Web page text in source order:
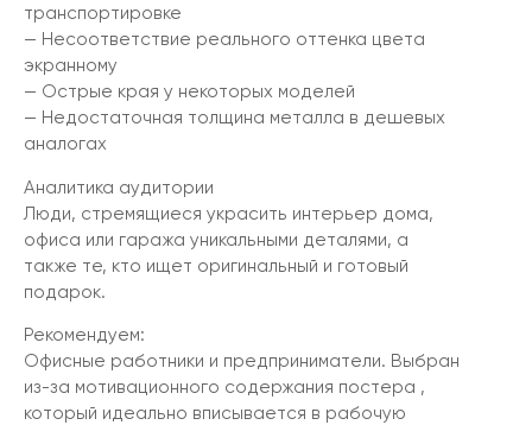
транспортировке
— Несоответствие реального оттенка цвета
экранному
— Острые края у некоторых моделей
— Недостаточная толщина металла в дешевых
аналогах
Аналитика аудитории
Люди, стремящиеся украсить интерьер дома,
офиса или гаража уникальными деталями, а
также те, кто ищет оригинальный и готовый
подарок.
Рекомендуем:
Офисные работники и предприниматели. Выбран
из-за мотивационного содержания постера ,
который идеально вписывается в рабочую